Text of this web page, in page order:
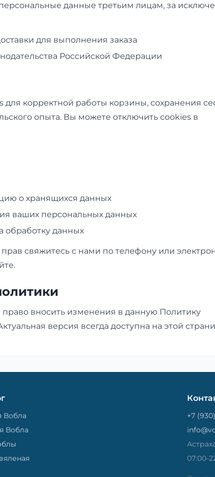
данные третьим лицам, за
для выполнения заказа
Российской Федерации
для корректной работы корзины, сохранения
опыта. Вы можете отключить cookies в
о хранящихся данных
ваших персональных данных
обработку данных
свяжитесь с нами по телефону или
вносить изменения в данную Политику
версия всегда доступна на этой
Вобла
Вобла
+7
07:00-